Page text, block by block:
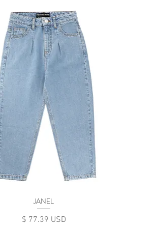
JANEL
Цена
$ 77.39 USD